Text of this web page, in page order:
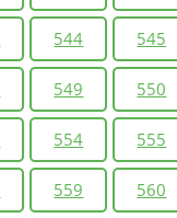
544 545
549 550
554 555
559 560